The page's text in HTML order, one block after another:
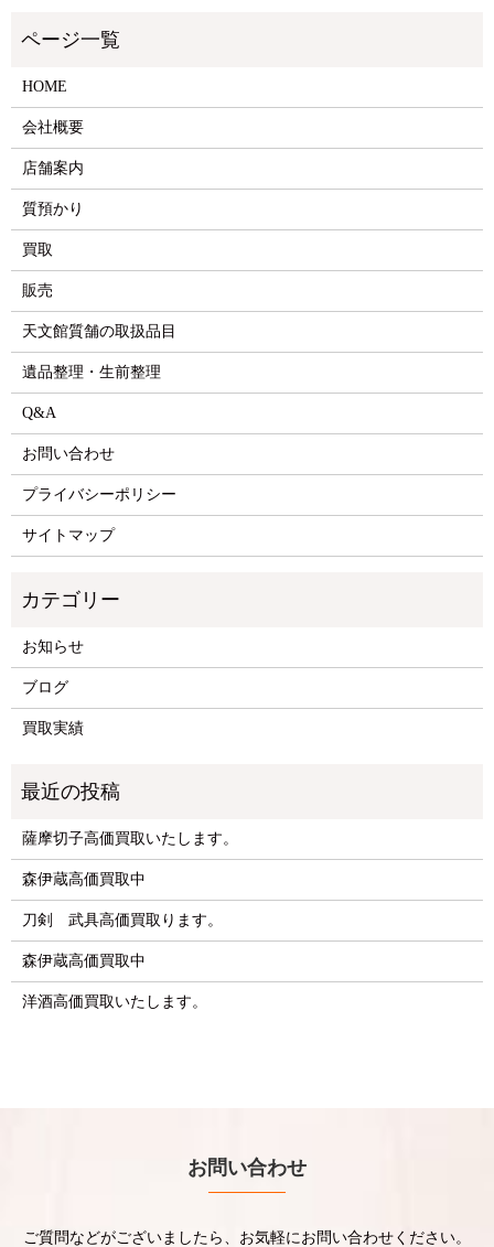
HOME
会社概要
店舗案内
質預かり
買取
販売
天文館質舗の取扱品目
遺品整理・生前整理
Q&A
お問い合わせ
プライバシーポリシー
サイトマップ
お知らせ
ブログ
買取実績
薩摩切子高価買取いたします。
森伊蔵高価買取中
刀剣 武具高価買取ります。
森伊蔵高価買取中
洋酒高価買取いたします。
お問い合わせ
ご質問などがございましたら、お気軽にお問い合わせください。